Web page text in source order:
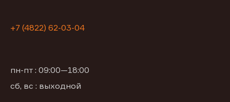
+7 (4822) 62-03-04
пн-пт : 09:00—18:00
сб, вс : выходной